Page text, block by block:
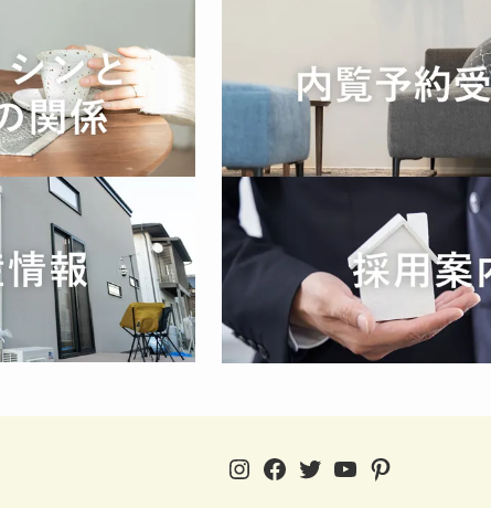
Instagram
Facebook
Twitter
YouTube
Pinterest